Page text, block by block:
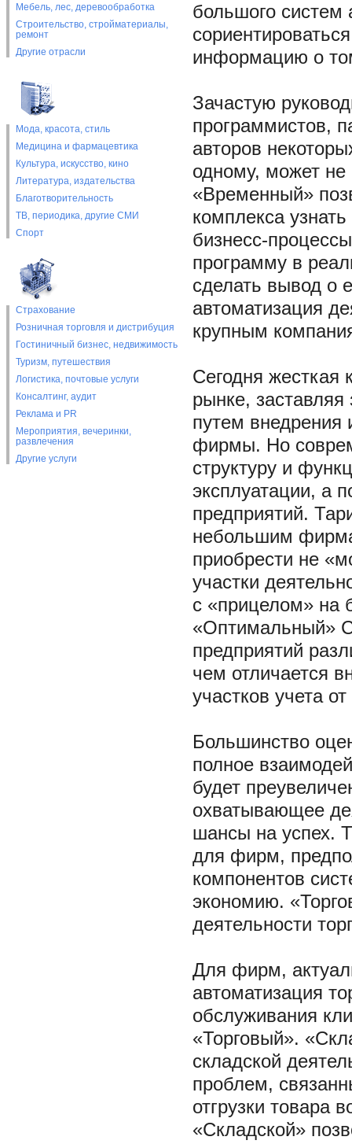
Мебель, лес, деревообработка
Строительство, стройматериалы,
ремонт
Другие отрасли
Мода, красота, стиль
Медицина и фармацевтика
Культура, искусство, кино
Литература, издательства
Благотворительность
ТВ, периодика, другие СМИ
Спорт
Страхование
Розничная торговля и дистрибуция
Гостиничный бизнес, недвижимость
Туризм, путешествия
Логистика, почтовые услуги
Консалтинг, аудит
Реклама и PR
Мероприятия, вечеринки,
развлечения
Другие услуги
большого систем
информацию о
Зачастую
программистов,
авторов
одному, может
«Временный»
комплекса
бизнесс-
программу в
сделать вывод о
автоматизация
крупным
Сегодня жесткая
рынке,
путем
фирмы. Но
структуру и
эксплуатации, а
предприятий.
небольшим
приобрести не
участки
с «прицелом» на
«Оптимальный»
предприятий
чем отличается
участков учета
Большинство
полное
будет
охватывающее
шансы на успех.
для фирм,
компонентов
экономию.
деятельности
Для фирм,
автоматизация
обслуживания
«Торговый».
складской
проблем,
отгрузки товара
«Складской»